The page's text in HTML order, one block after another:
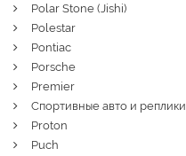
Polar Stone (Jishi)
Polestar
Pontiac
Porsche
Premier
Спортивные авто и реплики
Proton
Puch